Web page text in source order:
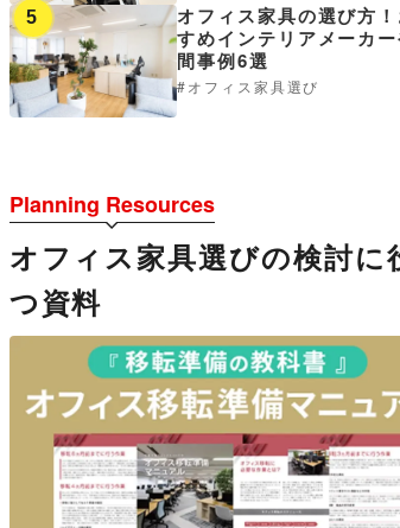
5
オフィス家具の選び方
すめインテリアメーカ
間事例6選
オフィス家具選び
Planning Resources
オフィス家具選びの検討に
つ資料